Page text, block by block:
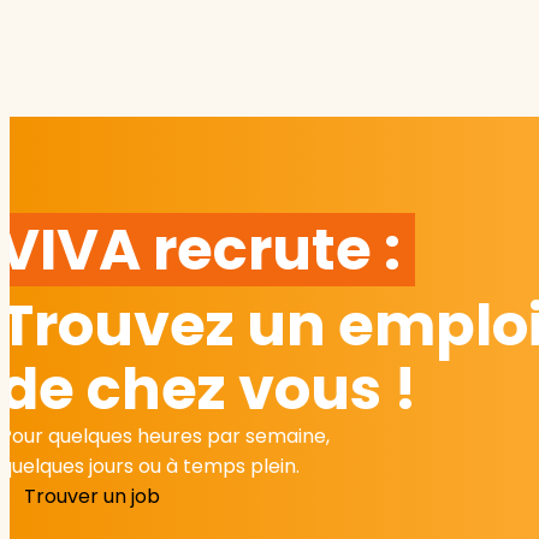
recrute :
Trouvez un
de chez vous !
Pour quelques heures par semaine,
quelques jours ou à temps plein.
Trouver un job